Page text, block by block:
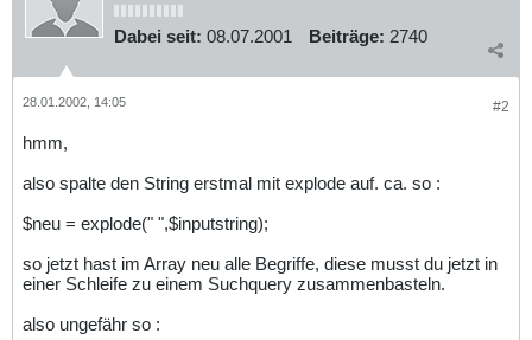
Dabei seit: 08.07.2001 Beiträge: 2740
#2
28.01.2002, 14:05
hmm,
also spalte den String erstmal mit explode auf. ca. so :
$neu = explode(" ",$inputstring);
so jetzt hast im Array neu alle Begriffe, diese musst du jetzt in
einer Schleife zu einem Suchquery zusammenbasteln.
also ungefähr so :